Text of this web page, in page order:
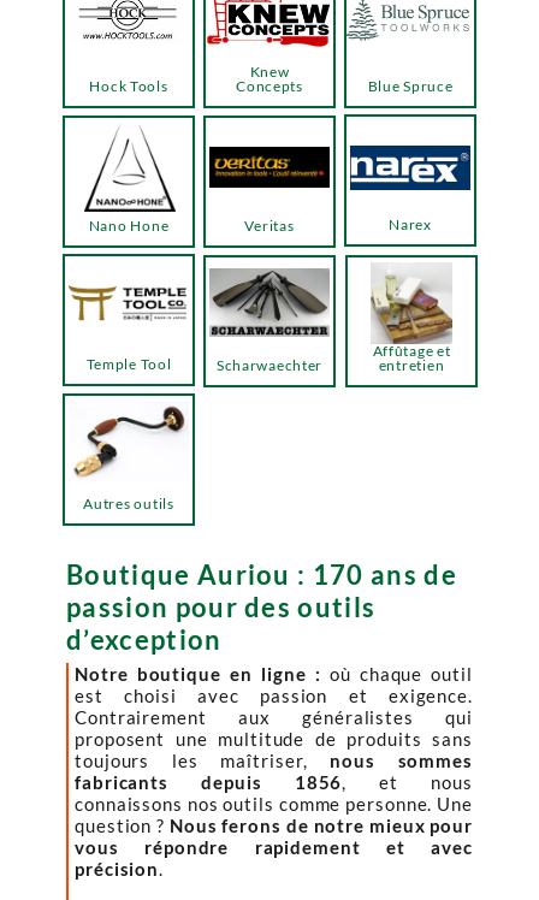
Boutique Auriou : 170 ans de
passion pour des outils
d’exception
Notre boutique en ligne : où chaque outil
est choisi avec passion et exigence.
Contrairement aux généralistes qui
proposent une multitude de produits sans
toujours les maîtriser, nous sommes
fabricants depuis 1856, et nous
connaissons nos outils comme personne. Une
question ? Nous ferons de notre mieux pour
vous répondre rapidement et avec
précision.
Hock Tools
Knew
Concepts
Temple Tool
Blue Spruce
Narex
Veritas
Nano Hone
Autres outils
Scharwaechter
Affûtage et
entretien